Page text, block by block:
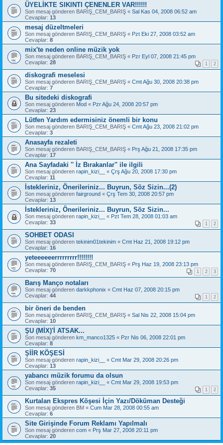
ÜYELİKTE SIKINTI ÇENENLER VAR!!!!!!
Son mesaj gönderen BARIŞ_CEM_BARIŞ « Sal Kas 04, 2008 06:52 am
Cevaplar: 13
mesaj düzeltmeleri
Son mesaj gönderen BARIŞ_CEM_BARIŞ « Pzt Eki 27, 2008 03:52 am
Cevaplar: 8
mix'te neden online müzik yok
Son mesaj gönderen BARIŞ_CEM_BARIŞ « Pzr Eyl 07, 2008 21:45 pm
Cevaplar: 28 1 2
diskografi meselesi
Son mesaj gönderen BARIŞ_CEM_BARIŞ « Cmt Ağu 30, 2008 20:38 pm
Cevaplar: 7
Bu sitedeki diskografi
Son mesaj gönderen Mod « Pzr Ağu 24, 2008 20:57 pm
Cevaplar: 23
Lütfen Yardım edermisiniz önemli bir konu
Son mesaj gönderen BARIŞ_CEM_BARIŞ « Cmt Ağu 23, 2008 21:02 pm
Cevaplar: 3
Anasayfa rezaleti
Son mesaj gönderen BARIŞ_CEM_BARIŞ « Prş Ağu 21, 2008 17:35 pm
Cevaplar: 17
Ana Sayfadaki '' İz Bırakanlar'' ile ilgili
Son mesaj gönderen rapin_kizi__ « Çrş Ağu 20, 2008 17:30 pm
Cevaplar: 11
İstekleriniz, Önerileriniz... Buyrun, Söz Sizin...(2)
Son mesaj gönderen fairground « Çrş Tem 30, 2008 20:57 pm
Cevaplar: 13
İstekleriniz, Önerileriniz... Buyrun, Söz Sizin...
Son mesaj gönderen rapin_kizi__ « Pzt Tem 28, 2008 01:03 am
Cevaplar: 33 1 2
SOHBET ODASI
Son mesaj gönderen tekinim01tekinim « Cmt Haz 21, 2008 19:12 pm
Cevaplar: 16
yeteeeeeerrrrrrrrr!!!!!!!!
Son mesaj gönderen BARIŞ_CEM_BARIŞ « Prş Haz 19, 2008 23:13 pm
Cevaplar: 70 1 2 3
Barış Manço notaları
Son mesaj gönderen darkkphonix « Cmt Haz 07, 2008 20:15 pm
Cevaplar: 44 1 2
bir öneri de benden
Son mesaj gönderen BARIŞ_CEM_BARIŞ « Sal Nis 22, 2008 15:04 pm
Cevaplar: 10
ŞU (MİX)'İ ATSAK...
Son mesaj gönderen km_manco1325 « Pzr Nis 06, 2008 22:01 pm
Cevaplar: 8
ŞİİR KÖŞESİ
Son mesaj gönderen rapin_kizi__ « Cmt Mar 29, 2008 20:26 pm
Cevaplar: 13
yabancı müzik forumu da olsun
Son mesaj gönderen rapin_kizi__ « Cmt Mar 29, 2008 19:53 pm
Cevaplar: 35 1 2
Kurtalan Ekspres Köşesi İçin Yazı/Döküman Desteği
Son mesaj gönderen BM « Cum Mar 28, 2008 00:55 am
Cevaplar: 6
Site Girişinde Forum Reklamı Yapılmalı
Son mesaj gönderen com « Prş Mar 27, 2008 20:11 pm
Cevaplar: 20